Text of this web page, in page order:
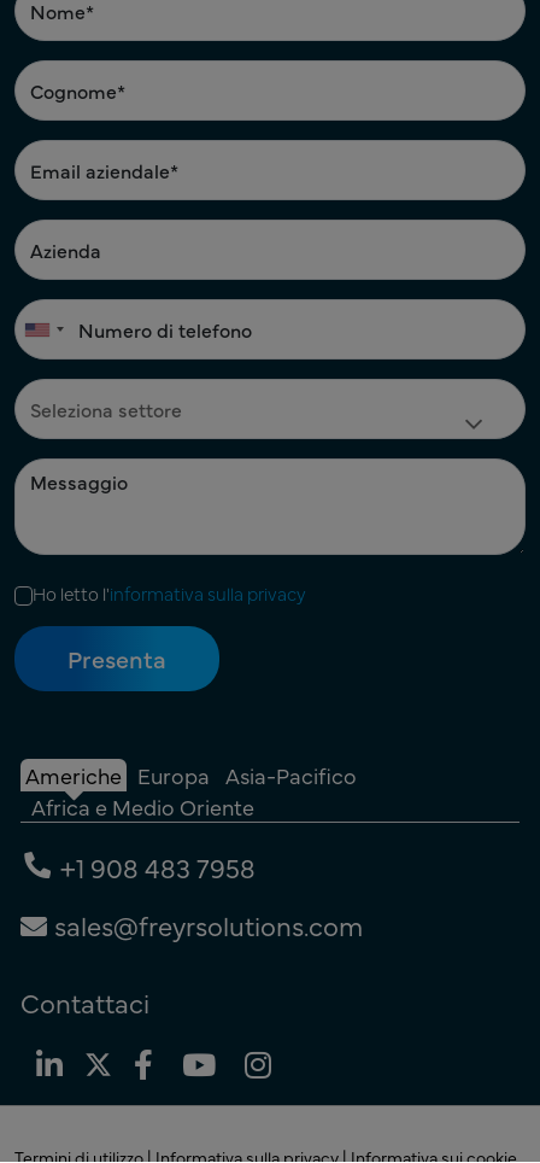
Ho letto l'informativa sulla privacy
Americhe Europa Asia-Pacifico
Africa e Medio Oriente
+1 908 483 7958
sales@freyrsolutions.com
Contattaci
Termini di utilizzo|Informativa sulla privacy|Informativa sui cookie